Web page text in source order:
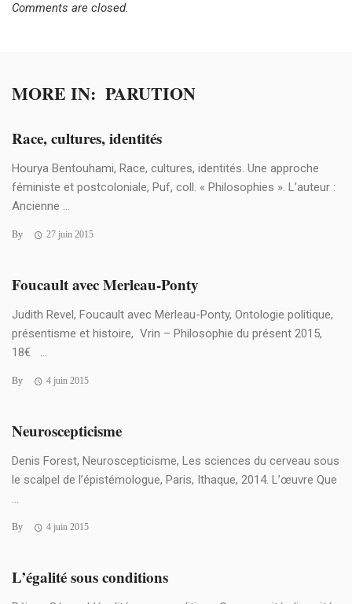
Comments are closed.
MORE IN: PARUTION
Race, cultures, identités
Hourya Bentouhami, Race, cultures, identités. Une approche
féministe et postcoloniale, Puf, coll. « Philosophies ». L’auteur :
Ancienne ...
By 27 juin 2015
Foucault avec Merleau-Ponty
Judith Revel, Foucault avec Merleau-Ponty, Ontologie politique,
présentisme et histoire, Vrin – Philosophie du présent 2015,
18€ ...
By 4 juin 2015
Neuroscepticisme
Denis Forest, Neuroscepticisme, Les sciences du cerveau sous
le scalpel de l’épistémologue, Paris, Ithaque, 2014. L’œuvre Que
...
By 4 juin 2015
L’égalité sous conditions